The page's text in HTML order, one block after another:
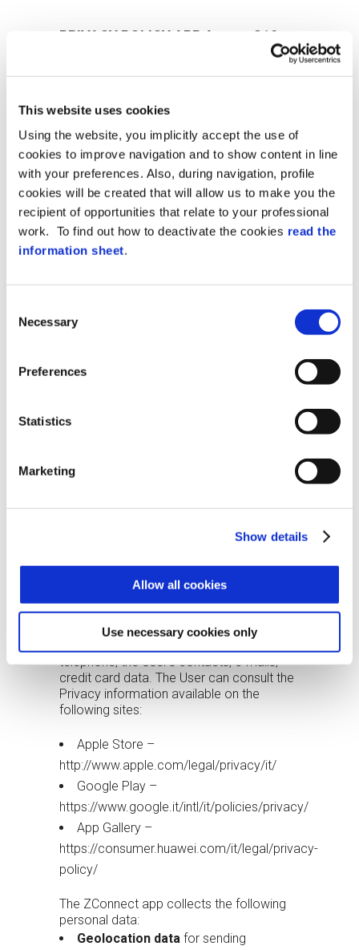
This website uses cookies
Using the website, you implicitly accept the use of
cookies to improve navigation and to show content in line
with your preferences. Also, during navigation, profile
cookies will be created that will allow us to make you the
recipient of opportunities that relate to your professional
work. To find out how to deactivate the cookies read the
information sheet.
Selection
Necessary
Preferences
Statistics
Marketing
Show details
Allow all cookies
Use necessary cookies only
PRIVACY POLICY APP AccessC19
This Privacy Policy is provided exclusively
for “Zucchetti” AccessC19 applications but
not for any websites through which, for
example, the User might access or use the
application.
Data Controller
The Data Controller pursuant to art. 4
paragraph 7 of the GDPR is Zucchetti
Responsible for data protection
an email to
The services provided by the App, as well
However, we point out that the computer
systems and software procedures used to
their normal operation, some data in any
transmission is implicit. in the use of
internet communication protocols,
category of data includes, by way of
example but not limited to, the
telephone, the User’s contacts, e-mails,
credit card data. The User can consult the
Privacy information available on the
following sites:
Apple Store –
http://www.apple.com/legal/privacy/it/
Google Play –
https://www.google.it/intl/it/policies/privacy/
App Gallery –
https://consumer.huawei.com/it/legal/privacy-
policy/
The ZConnect app collects the following
personal data:
Geolocation data for sending